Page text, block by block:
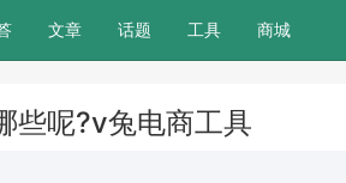
文章 话题 工具 商城
些呢?v兔电商工具